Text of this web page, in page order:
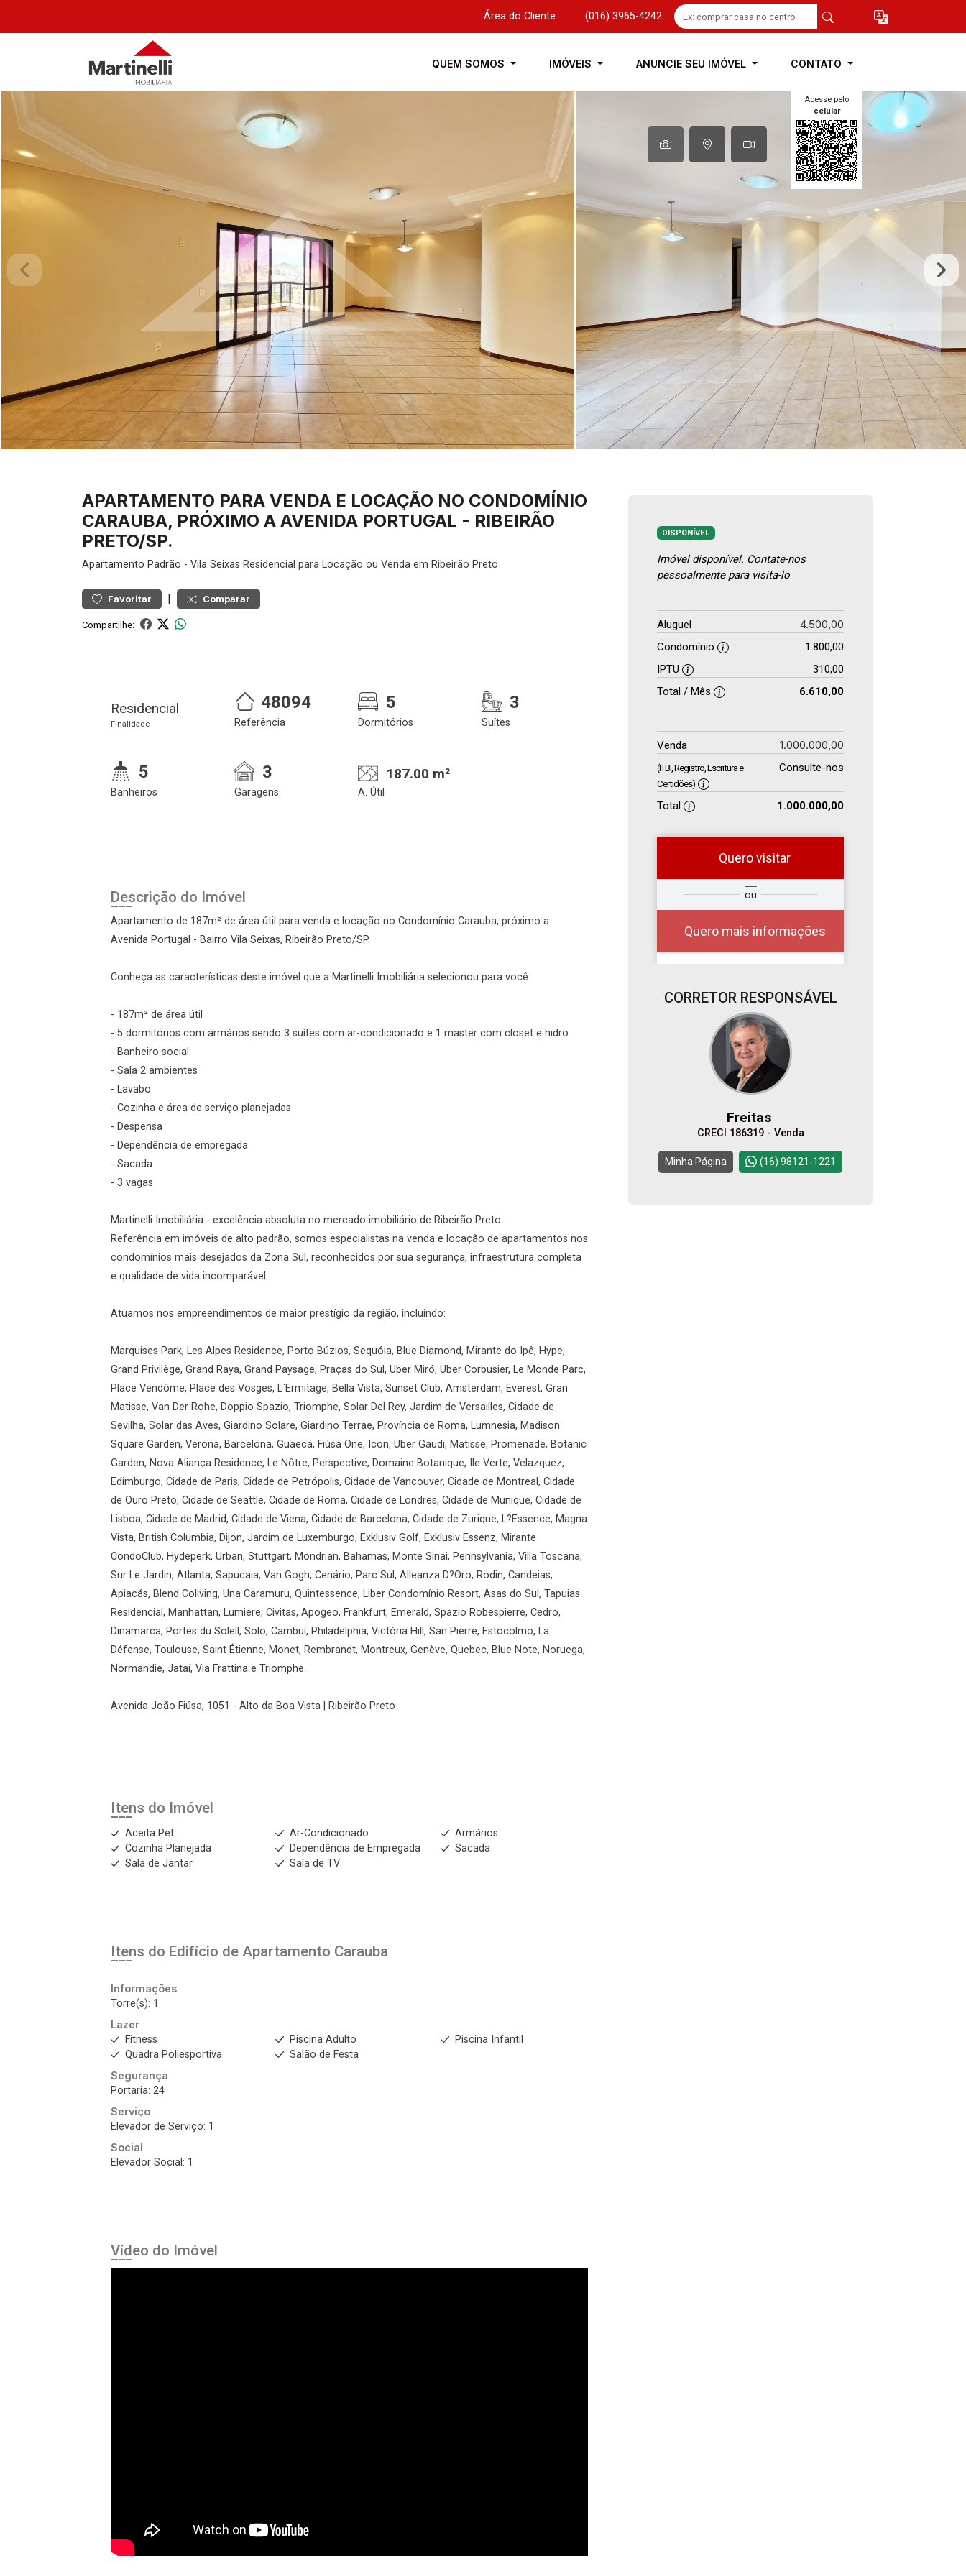
Área do Cliente (016) 3965-4242
QUEM SOMOS IMÓVEIS ANUNCIE SEU IMÓVEL CONTATO
Acesse pelo
celular
APARTAMENTO PARA VENDA E LOCAÇÃO NO CONDOMÍNIO
CARAUBA, PRÓXIMO A AVENIDA PORTUGAL - RIBEIRÃO
PRETO/SP.
Apartamento Padrão - Vila Seixas Residencial para Locação ou Venda em Ribeirão Preto
Favoritar | Comparar
Compartilhe:
Residencial
Finalidade
48094
Referência
5
Dormitórios
3
Suítes
5
Banheiros
3
Garagens
187.00 m²
A. Útil
Descrição do Imóvel
Apartamento de 187m² de área útil para venda e locação no Condomínio Carauba, próximo a
Avenida Portugal - Bairro Vila Seixas, Ribeirão Preto/SP.
Conheça as características deste imóvel que a Martinelli Imobiliária selecionou para você:
- 187m² de área útil
- 5 dormitórios com armários sendo 3 suítes com ar-condicionado e 1 master com closet e hidro
- Banheiro social
- Sala 2 ambientes
- Lavabo
- Cozinha e área de serviço planejadas
- Despensa
- Dependência de empregada
- Sacada
- 3 vagas
Martinelli Imobiliária - excelência absoluta no mercado imobiliário de Ribeirão Preto.
Referência em imóveis de alto padrão, somos especialistas na venda e locação de apartamentos nos
condomínios mais desejados da Zona Sul, reconhecidos por sua segurança, infraestrutura completa
e qualidade de vida incomparável.
Atuamos nos empreendimentos de maior prestígio da região, incluindo:
Marquises Park, Les Alpes Residence, Porto Búzios, Sequóia, Blue Diamond, Mirante do Ipê, Hype,
Grand Privilège, Grand Raya, Grand Paysage, Praças do Sul, Uber Miró, Uber Corbusier, Le Monde Parc,
Place Vendôme, Place des Vosges, L`Ermitage, Bella Vista, Sunset Club, Amsterdam, Everest, Gran
Matisse, Van Der Rohe, Doppio Spazio, Triomphe, Solar Del Rey, Jardim de Versailles, Cidade de
Sevilha, Solar das Aves, Giardino Solare, Giardino Terrae, Província de Roma, Lumnesia, Madison
Square Garden, Verona, Barcelona, Guaecá, Fiúsa One, Icon, Uber Gaudi, Matisse, Promenade, Botanic
Garden, Nova Aliança Residence, Le Nôtre, Perspective, Domaine Botanique, Ile Verte, Velazquez,
Edimburgo, Cidade de Paris, Cidade de Petrópolis, Cidade de Vancouver, Cidade de Montreal, Cidade
de Ouro Preto, Cidade de Seattle, Cidade de Roma, Cidade de Londres, Cidade de Munique, Cidade de
Lisboa, Cidade de Madrid, Cidade de Viena, Cidade de Barcelona, Cidade de Zurique, L?Essence, Magna
Vista, British Columbia, Dijon, Jardim de Luxemburgo, Exklusiv Golf, Exklusiv Essenz, Mirante
CondoClub, Hydeperk, Urban, Stuttgart, Mondrian, Bahamas, Monte Sinai, Pennsylvania, Villa Toscana,
Sur Le Jardin, Atlanta, Sapucaia, Van Gogh, Cenário, Parc Sul, Alleanza D?Oro, Rodin, Candeias,
Apiacás, Blend Coliving, Una Caramuru, Quintessence, Liber Condomínio Resort, Asas do Sul, Tapuias
Residencial, Manhattan, Lumiere, Civitas, Apogeo, Frankfurt, Emerald, Spazio Robespierre, Cedro,
Dinamarca, Portes du Soleil, Solo, Cambuí, Philadelphia, Victória Hill, San Pierre, Estocolmo, La
Défense, Toulouse, Saint Étienne, Monet, Rembrandt, Montreux, Genève, Quebec, Blue Note, Noruega,
Normandie, Jataí, Via Frattina e Triomphe.
Avenida João Fiúsa, 1051 - Alto da Boa Vista | Ribeirão Preto
Itens do Imóvel
Aceita Pet Ar-Condicionado
Armários
Cozinha Planejada
Dependência de Empregada
Sacada
Sala de Jantar
Sala de TV
Itens do Edifício de Apartamento Carauba
Informações
Torre(s): 1
Lazer
Fitness
Piscina Adulto
Piscina Infantil
Quadra Poliesportiva
Salão de Festa
Segurança
Portaria: 24
Serviço
Elevador de Serviço: 1
Social
Elevador Social: 1
Vídeo do Imóvel
DISPONÍVEL
Imóvel disponível. Contate-nos
pessoalmente para visita-lo
Aluguel 4.500,00
Condomínio
1.800,00
IPTU
310,00
Total / Mês
6.610,00
Venda 1.000.000,00
(ITBI, Registro, Escritura e
Certidões)
Consulte-nos
Total 1.000.000,00
Quero visitar
ou
Quero mais informações
Deseja
Comprar
ou
Alugar
?
Alugar
Comprar
Continuar
visita
Fazer Agendamento
CORRETOR RESPONSÁVEL
Freitas
CRECI 186319 - Venda
Minha Página (16) 98121-1221